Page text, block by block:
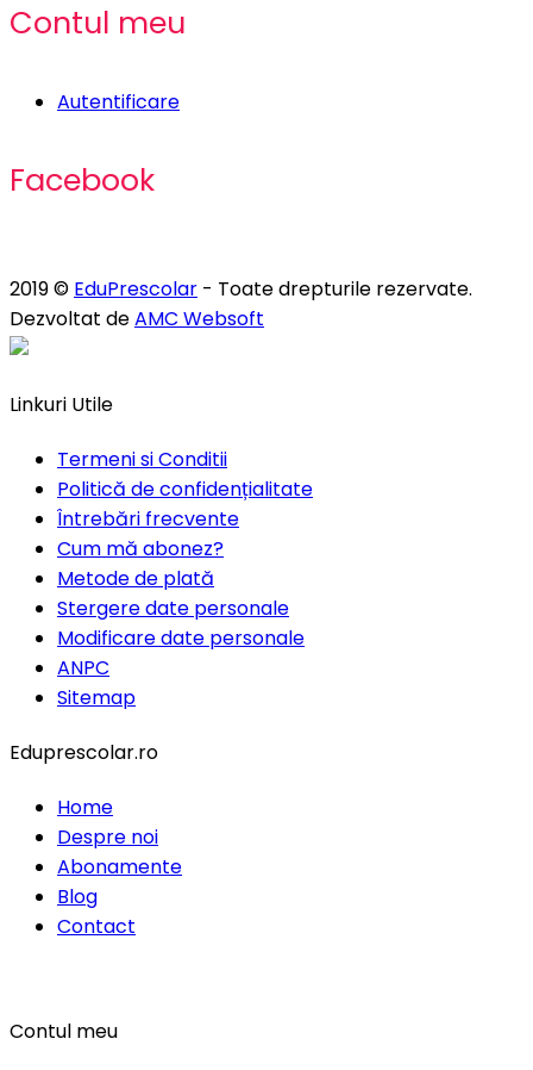
Contul meu
Autentificare
Facebook
2019 © EduPrescolar - Toate drepturile rezervate.
Dezvoltat deAMC Websoft
Linkuri Utile
Termeni si Conditii
Politică de confidențialitate
Întrebări frecvente
Cum mă abonez?
Metode de plată
Stergere date personale
Modificare date personale
ANPC
Sitemap
Eduprescolar.ro
Home
Despre noi
Abonamente
Blog
Contact
Contul meu